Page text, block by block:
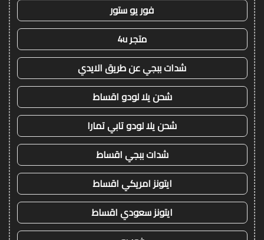
فور يو ستور
متجر 4u
شدات ببجي عن طريق الايدي
شحن يلا لودو اقساط
شحن يلا لودو تابي تمارا
شدات ببجي اقساط
ايتونز امريكي اقساط
ايتونز سعودي اقساط